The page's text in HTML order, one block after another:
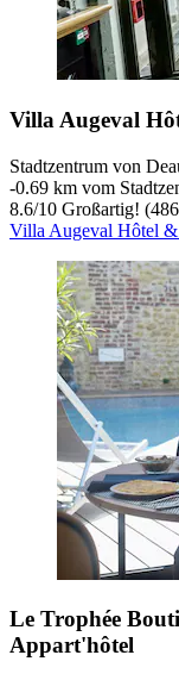
Villa Augeval
Stadtzentrum von
‐0.69 km vom
8.6/10 Großartig!
Villa Augeval Hôtel &
Le Trophée
Appart'hôtel